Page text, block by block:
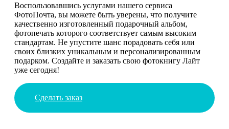
Воспользовавшись услугами нашего сервиса
ФотоПочта, вы можете быть уверены, что получите
качественно изготовленный подарочный альбом,
фотопечать которого соответствует самым высоким
стандартам. Не упустите шанс порадовать себя или
своих близких уникальным и персонализированным
подарком. Создайте и заказать свою фотокнигу Лайт
уже сегодня!
Сделать заказ